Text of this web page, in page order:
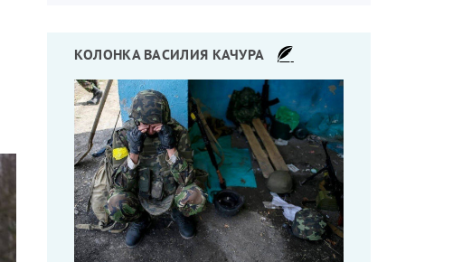
КОЛОНКА ВАСИЛИЯ КАЧУРА